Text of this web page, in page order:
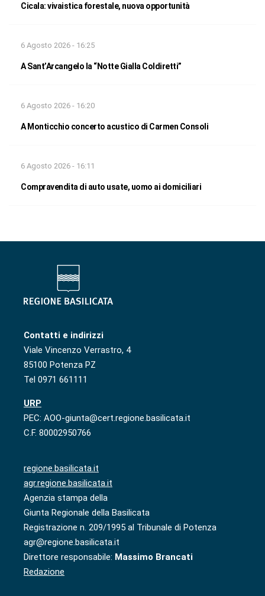
Cicala: vivaistica forestale, nuova opportunità
6 Agosto 2026 - 16:25
A Sant’Arcangelo la “Notte Gialla Coldiretti”
6 Agosto 2026 - 16:20
A Monticchio concerto acustico di Carmen Consoli
6 Agosto 2026 - 16:11
Compravendita di auto usate, uomo ai domiciliari
Contatti e indirizzi
Viale Vincenzo Verrastro, 4
85100 Potenza PZ
Tel 0971 661111
URP
PEC: AOO-giunta@cert.regione.basilicata.it
C.F. 80002950766
regione.basilicata.it
agr.regione.basilicata.it
Agenzia stampa della
Giunta Regionale della Basilicata
Registrazione n. 209/1995 al Tribunale di Potenza
agr@regione.basilicata.it
Direttore responsabile: Massimo Brancati
Redazione